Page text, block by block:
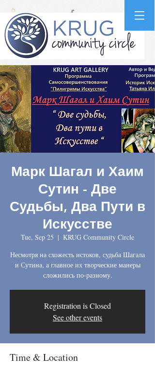
Марк Шагал и Хаим
Сутин - Две
Судьбы, Два Пути в
Искусстве
Tue, Sep 25
  |
KRUG Community Circle
Несмотря на схожесть истоков, судьба Шагала
и Сутина, а главное их творческие манеры
сложились по-разному.
Registration is Closed
See other events
Time & Location